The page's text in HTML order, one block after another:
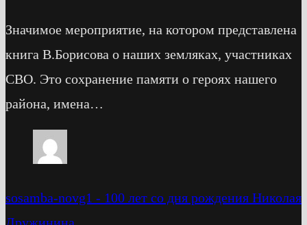
Значимое мероприятие, на котором представлена
книга В.Борисова о наших земляках, участниках
СВО. Это сохранение памяти о героях нашего
района, имена…
sosamba-novg1 - 100 лет со дня рождения Николая